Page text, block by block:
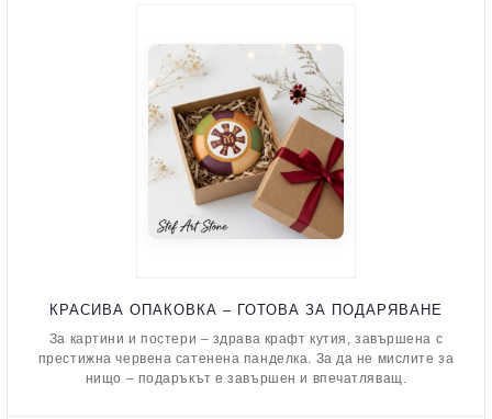
КРАСИВА ОПАКОВКА – ГОТОВА ЗА ПОДАРЯВАНЕ
За картини и постери – здрава крафт кутия, завършена с
престижна червена сатенена панделка. За да не мислите за
нищо – подаръкът е завършен и впечатляващ.